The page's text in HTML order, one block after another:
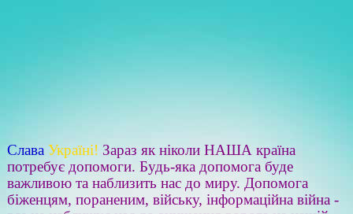
Слава Україні! Зараз як ніколи НАША країна
потребує допомоги. Будь-яка допомога буде
важливою та наблизить нас до миру. Допомога
біженцям, пораненим, війську, інформаційна війна -